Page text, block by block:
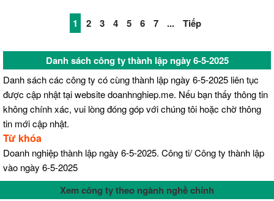
1 2 3 4 5 6 7 ... Tiếp
Danh sách công ty thành lập ngày 6-5-2025
Danh sách các công ty có cùng thành lập ngày 6-5-2025 liên tục
được cập nhật tại website doanhnghiep.me. Nếu bạn thấy thông tin
không chính xác, vui lòng đóng góp với chúng tôi hoặc chờ thông
tin mới cập nhật.
Từ khóa
Doanh nghiệp thành lập ngày 6-5-2025. Công ti/ Công ty thành lập
vào ngày 6-5-2025
Xem công ty theo ngành nghề chính